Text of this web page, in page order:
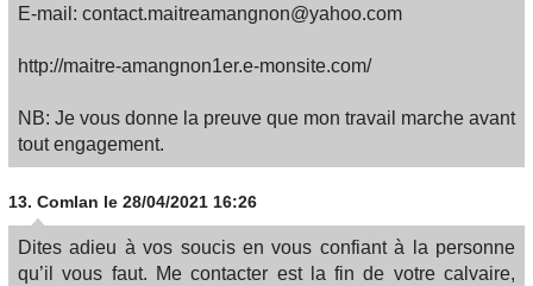
E-mail: contact.maitreamangnon@yahoo.com
http://maitre-amangnon1er.e-monsite.com/
NB: Je vous donne la preuve que mon travail marche avant
tout engagement.
13. Comlan le 28/04/2021 16:26
Dites adieu à vos soucis en vous confiant à la personne
qu’il vous faut. Me contacter est la fin de votre calvaire,